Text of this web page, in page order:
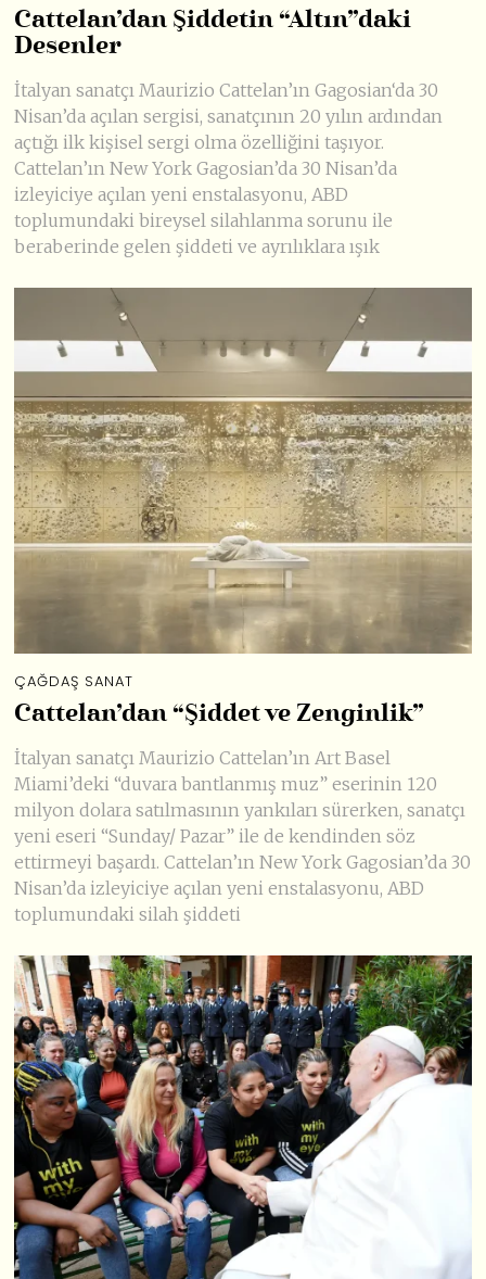
Cattelan’dan Şiddetin “Altın”daki
Desenler
İtalyan sanatçı Maurizio Cattelan’ın Gagosian‘da 30
Nisan’da açılan sergisi, sanatçının 20 yılın ardından
açtığı ilk kişisel sergi olma özelliğini taşıyor.
Cattelan’ın New York Gagosian’da 30 Nisan’da
izleyiciye açılan yeni enstalasyonu, ABD
toplumundaki bireysel silahlanma sorunu ile
beraberinde gelen şiddeti ve ayrılıklara ışık
ÇAĞDAŞ SANAT
Cattelan’dan “Şiddet ve Zenginlik”
İtalyan sanatçı Maurizio Cattelan’ın Art Basel
Miami’deki “duvara bantlanmış muz” eserinin 120
milyon dolara satılmasının yankıları sürerken, sanatçı
yeni eseri “Sunday/ Pazar” ile de kendinden söz
ettirmeyi başardı. Cattelan’ın New York Gagosian’da 30
Nisan’da izleyiciye açılan yeni enstalasyonu, ABD
toplumundaki silah şiddeti